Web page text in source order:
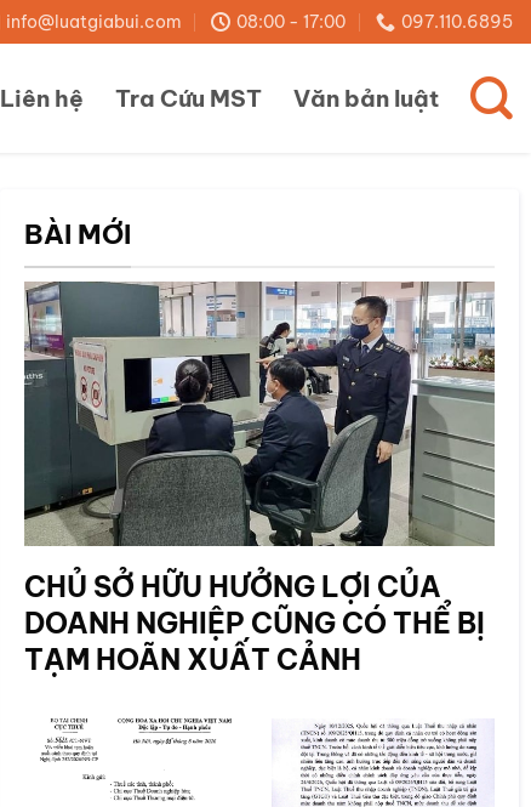
info@luatgiabui.com 08:00 - 17:00 097.110.6895
Liên hệ Tra Cứu MST Văn bản luật
BÀI MỚI
CHỦ SỞ HỮU HƯỞNG LỢI CỦA
DOANH NGHIỆP CŨNG CÓ THỂ BỊ
TẠM HOÃN XUẤT CẢNH